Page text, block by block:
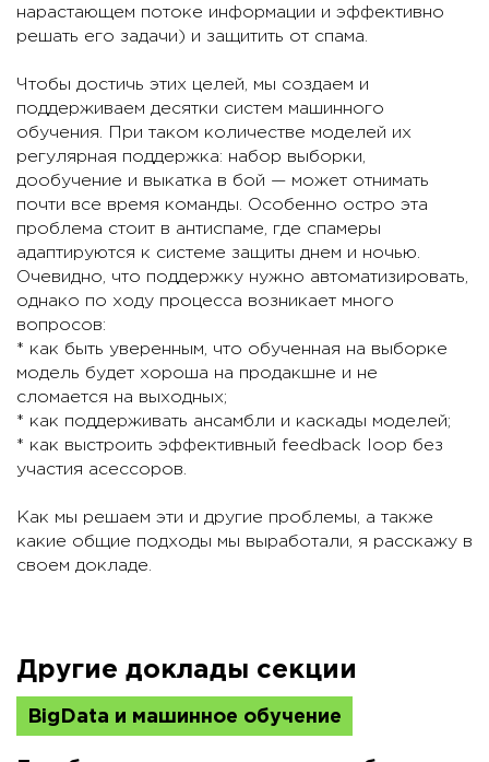
нарастающем потоке информации и эффективно
решать его задачи) и защитить от спама.
Чтобы достичь этих целей, мы создаем и
поддерживаем десятки систем машинного
обучения. При таком количестве моделей их
регулярная поддержка: набор выборки,
дообучение и выкатка в бой — может отнимать
почти все время команды. Особенно остро эта
проблема стоит в антиспаме, где спамеры
адаптируются к системе защиты днем и ночью.
Очевидно, что поддержку нужно автоматизировать,
однако по ходу процесса возникает много
вопросов:
* как быть уверенным, что обученная на выборке
модель будет хороша на продакшне и не
сломается на выходных;
* как поддерживать ансамбли и каскады моделей;
* как выстроить эффективный feedback loop без
участия асессоров.
Как мы решаем эти и другие проблемы, а также
какие общие подходы мы выработали, я расскажу в
своем докладе.
Другие доклады секции
BigData и машинное обучение